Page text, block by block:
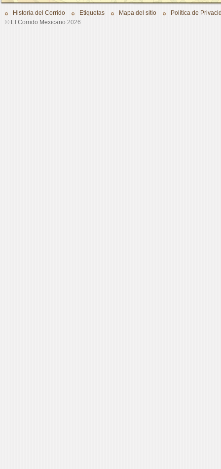
Historia del Corrido Etiquetas Mapa del sitio
Política de
© El Corrido Mexicano 2026